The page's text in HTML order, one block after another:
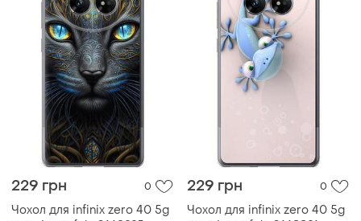
229 грн 0
Чохол для infinix zero 40 5g
229 грн 0
Чохол для infinix zero 40 5g